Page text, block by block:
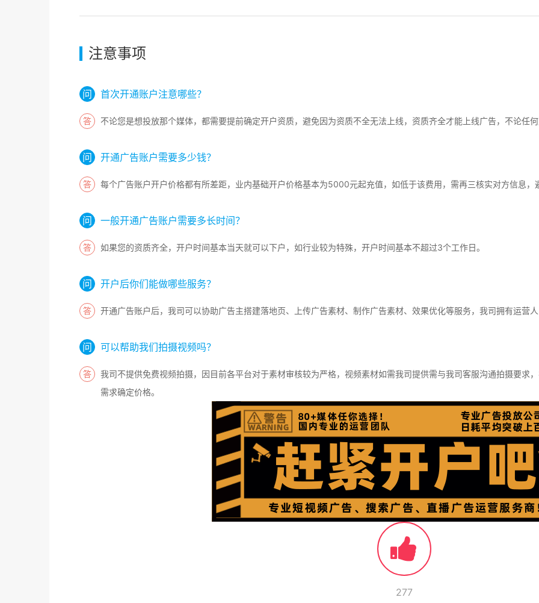
注意事项
首次开通账户注意哪些？
不论您是想投放那个媒体，都需要提前确定开户资质，避免因为资质不全无法上线，资质齐全才能上线广告，不论任
开通广告账户需要多少钱？
每个广告账户开户价格都有所差距，业内基础开户价格基本为5000元起充值，如低于该费用，需再三核实对方信息，
一般开通广告账户需要多长时间？
如果您的资质齐全，开户时间基本当天就可以下户，如行业较为特殊，开户时间基本不超过3个工作日。
开户后你们能做哪些服务？
开通广告账户后，我司可以协助广告主搭建落地页、上传广告素材、制作广告素材、效果优化等服务，我司拥有运营
可以帮助我们拍摄视频吗？
我司不提供免费视频拍摄，因目前各平台对于素材审核较为严格，视频素材如需我司提供需与我司客服沟通拍摄要
需求确定价格。
277